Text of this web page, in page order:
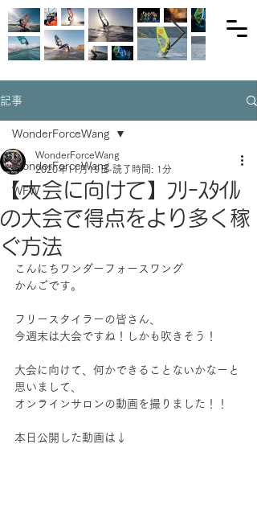
記事
WonderForceWang
WFW
WonderForceWang
【大会に向けて】ﾌﾘｰｽﾀｲﾙ
の大会で得点をより多く稼
ぐ方法
WonderForceWang
2020年11月19日 読了時間: 1分
こんにちワンダーフォースワング
かんごです。
フリースタイラーの皆さん、
今週末は大会ですね！しかも吹きそう！
大会に向けて、何かできることないかなーと
思いまして、
オンラインサロンの動画を撮りました！！
本日公開した動画は↓